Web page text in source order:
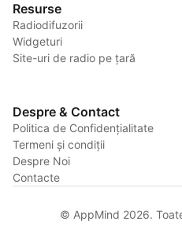
Resurse
Radiodifuzorii
Widgeturi
Site-uri de radio pe țară
Despre & Contact
Politica de Confidențialitate
Termeni și condiții
Despre Noi
Contacte
© AppMind 2026.